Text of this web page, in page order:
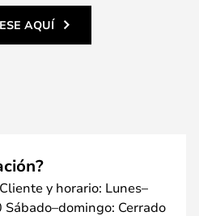
AQUÍ
y horario: Lunes–
Cerrado